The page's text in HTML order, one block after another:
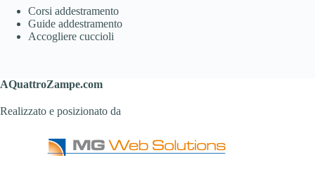
Corsi addestramento
Guide addestramento
Accogliere cuccioli
AQuattroZampe.com
Realizzato e posizionato da